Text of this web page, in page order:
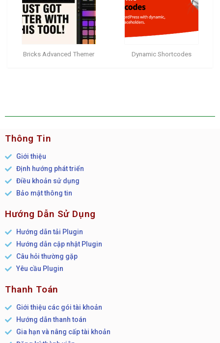
Bricks Advanced Themer Dynamic Shortcodes
Thông Tin
Giới thiệu
Định hướng phát triển
Điều khoản sử dụng
Bảo mật thông tin
Hướng Dẫn Sử Dụng
Hướng dẫn tải Plugin
Hướng dẫn cập nhật Plugin
Câu hỏi thường gặp
Yêu cầu Plugin
Thanh Toán
Giới thiệu các gói tài khoản
Hướng dẫn thanh toán
Gia hạn và nâng cấp tài khoản